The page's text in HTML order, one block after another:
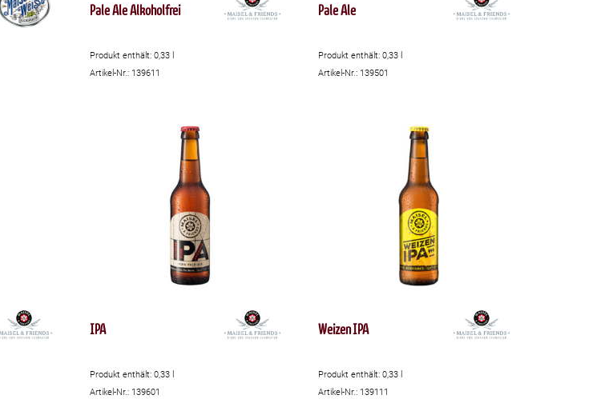
Pale Ale Alkoholfrei
Produkt enthält: 0,33
Artikel-Nr.: 139611
Pale Ale
Produkt enthält: 0,33
Artikel-Nr.: 139501
IPA
Produkt enthält: 0,33
Artikel-Nr.: 139601
Weizen IPA
Produkt enthält: 0,33
Artikel-Nr.: 139111